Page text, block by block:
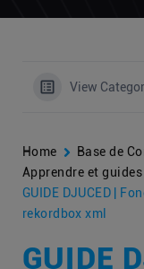
View
Home
Base de
Apprendre et guides
GUIDE DJUCED |
rekordbox xml
GUIDE